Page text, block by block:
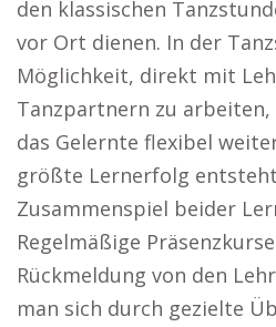
den klassischen
vor Ort dienen. In der
Möglichkeit, direkt mit
Tanzpartnern zu
das Gelernte flexibel
größte Lernerfolg
Zusammenspiel beider
Regelmäßige
Rückmeldung von den
man sich durch gezielte